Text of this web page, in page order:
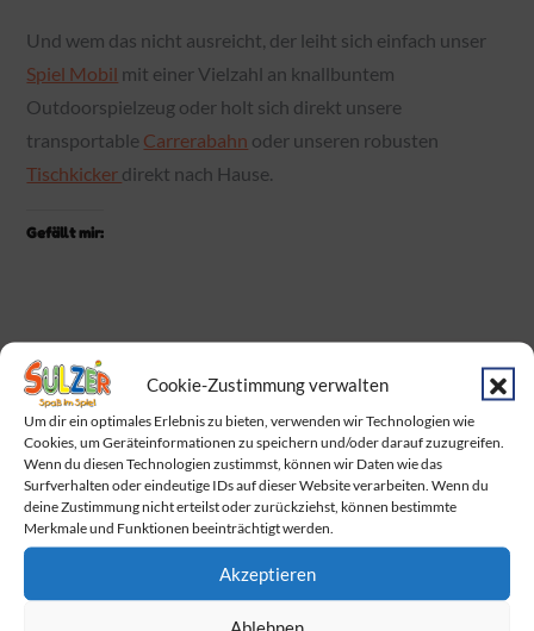
Cookie-Zustimmung verwalten
Um dir ein optimales Erlebnis zu bieten, verwenden wir Technologien wie
Cookies, um Geräteinformationen zu speichern und/oder darauf zuzugreifen.
Wenn du diesen Technologien zustimmst, können wir Daten wie das
Surfverhalten oder eindeutige IDs auf dieser Website verarbeiten. Wenn du
deine Zustimmung nicht erteilst oder zurückziehst, können bestimmte
Merkmale und Funktionen beeinträchtigt werden.
Akzeptieren
Und wem das nicht ausreicht, der leiht sich einfach unser
Spiel Mobil mit einer Vielzahl an knallbuntem
Outdoorspielzeug oder holt sich direkt unsere
transportable Carrerabahn oder unseren robusten
Tischkicker direkt nach Hause.
Gefällt mir:
Neueste Beiträge
Baby Born Fans aufgepasst!
Das Warten hat ein Ende. Endlich wurden
die Dumplings geliefert!